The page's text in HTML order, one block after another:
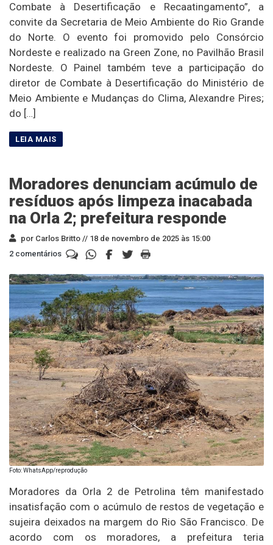
Combate à Desertificação e Recaatingamento”, a
convite da Secretaria de Meio Ambiente do Rio Grande
do Norte. O evento foi promovido pelo Consórcio
Nordeste e realizado na Green Zone, no Pavilhão Brasil
Nordeste. O Painel também teve a participação do
diretor de Combate à Desertificação do Ministério de
Meio Ambiente e Mudanças do Clima, Alexandre Pires;
do […]
Moradores denunciam acúmulo de
resíduos após limpeza inacabada
na Orla 2; prefeitura responde
por Carlos Britto // 18 de novembro de 2025 às 15:00
2 comentários
Foto: WhatsApp/reprodução
Moradores da Orla 2 de Petrolina têm manifestado
insatisfação com o acúmulo de restos de vegetação e
sujeira deixados na margem do Rio São Francisco. De
acordo com os moradores, a prefeitura teria